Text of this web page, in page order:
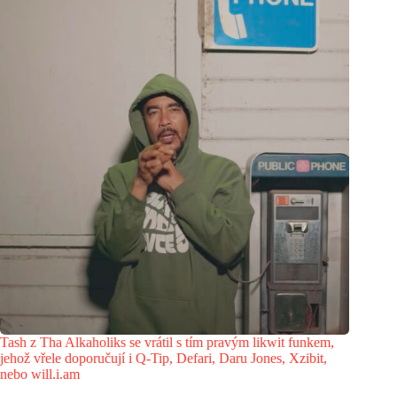
Tash z Tha Alkaholiks se vrátil s tím pravým likwit funkem,
jehož vřele doporučují i Q-Tip, Defari, Daru Jones, Xzibit,
nebo will.i.am